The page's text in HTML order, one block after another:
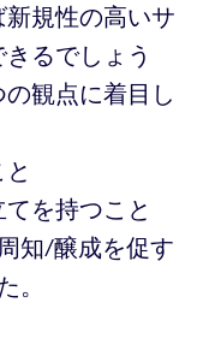
規性の高いサ
るでしょう
観点に着目し
を持つこと
知/醸成を促す
。